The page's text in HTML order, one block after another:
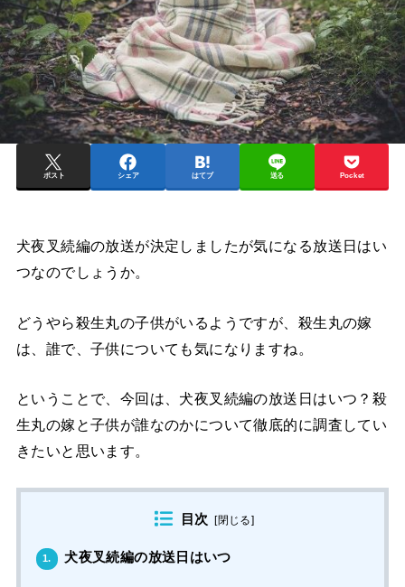
ポスト シェア はてブ 送る Pocket
犬夜叉続編の放送が決定しましたが気になる放送日はい
つなのでしょうか。
どうやら殺生丸の子供がいるようですが、殺生丸の嫁
は、誰で、子供についても気になりますね。
ということで、今回は、犬夜叉続編の放送日はいつ？殺
生丸の嫁と子供が誰なのかについて徹底的に調査してい
きたいと思います。
目次 [閉じる]
1. 犬夜叉続編の放送日はいつ